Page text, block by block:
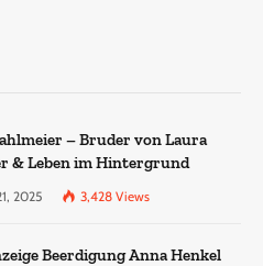
– Bruder von Laura
& Leben im Hintergrund
2025 3,428 Views
Beerdigung Anna Henkel